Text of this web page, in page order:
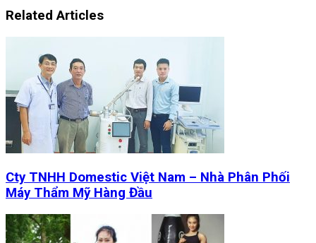
Related Articles
Cty TNHH Domestic Việt Nam – Nhà Phân Phối
Máy Thẩm Mỹ Hàng Đầu